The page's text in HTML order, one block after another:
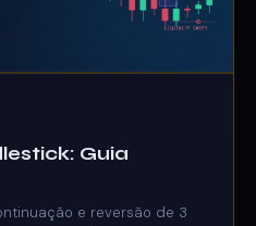
Guia
e reversão de 3